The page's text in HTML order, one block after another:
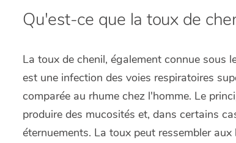
Qu'est-ce que la toux de
La toux de chenil, également connue sous
est une infection des voies respiratoires
comparée au rhume chez l'homme. Le
produire des mucosités et, dans certains
éternuements. La toux peut ressembler